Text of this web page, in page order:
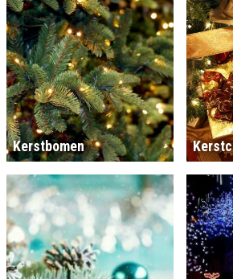
Kerstbomen